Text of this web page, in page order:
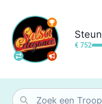
Steun
€ 752